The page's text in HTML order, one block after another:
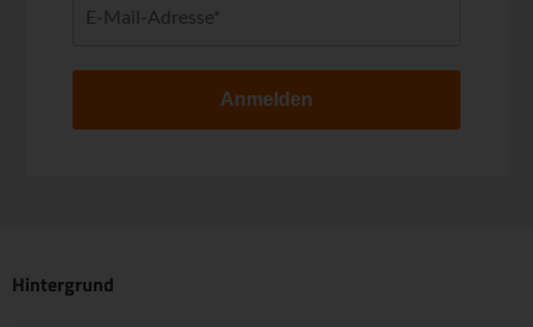
Anmelden
Hintergrund